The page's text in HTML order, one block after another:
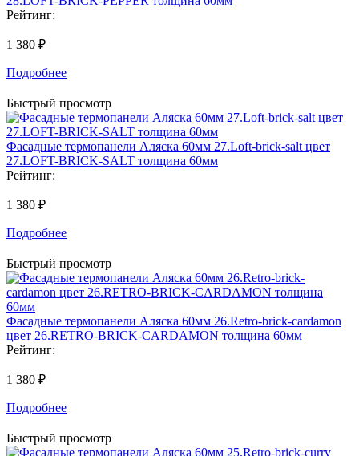
Рейтинг:
1 380 ₽
Подробнее
Быстрый просмотр
Фасадные термопанели Аляска 60мм 27.Loft-brick-salt цвет
27.LOFT-BRICK-SALT толщина 60мм
Рейтинг:
1 380 ₽
Подробнее
Быстрый просмотр
Фасадные термопанели Аляска 60мм 26.Retro-brick-cardamon
цвет 26.RETRO-BRICK-CARDAMON толщина 60мм
Рейтинг:
1 380 ₽
Подробнее
Быстрый просмотр